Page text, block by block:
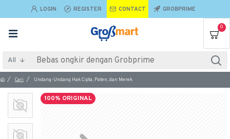
LOGIN REGISTER CONTACT GROBPRIME
0
All
Cari Undang-Undang Hak Cipta, Paten, dan Merek
100% ORIGINAL